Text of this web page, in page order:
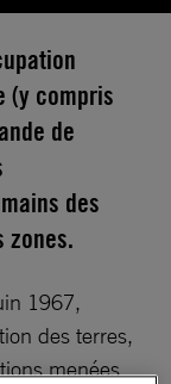
(y compris
de
des
zones.
1967,
des terres,
menées